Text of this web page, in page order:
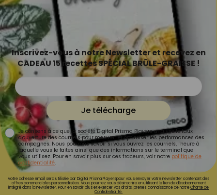
Inscrivez-vous à notre Newsletter et recevez en
CADEAU 15 recettes SPÉCIAL BRÛLE-GRAISSE !
Je télécharge
Je consens à ce que la société Digital Prisma Players analyse le taux
d'ouverture des courriels pour mesurer et optimiser les performances des
campagnes. Nous pourrons savoir si vous ouvrez les courriels, l'heure à
laquelle vous le faites ainsi que des informations sur le terminal que
vous utilisez. Pour en savoir plus sur ces traceurs, voir notre politique de
confidentialité.
Votre adresse email sera utilisée par Digital Prisma Playerspour vous envoyer votre newsletter contenant des
offres commerciales personnalisées. Vous pourrez vous désinscrire en utilisant le lien de désabonnement
intégré dans la newsletter. Pour en savoir plus et exercer vos droits, prenez connaissance de notreCharte de
Confidentialité.